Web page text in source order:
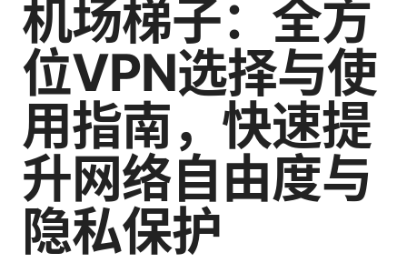
机场梯子：全方
位VPN选择与使
用指南，快速提
升网络自由度与
隐私保护